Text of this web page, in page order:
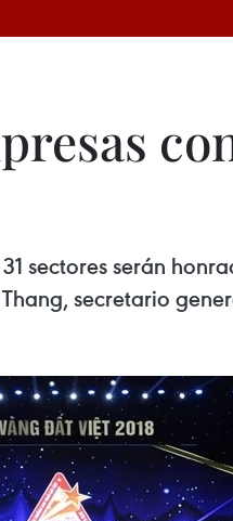
sectores serán
secretario